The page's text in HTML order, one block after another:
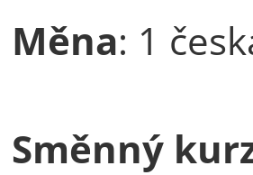
Měna: 1
Směnný